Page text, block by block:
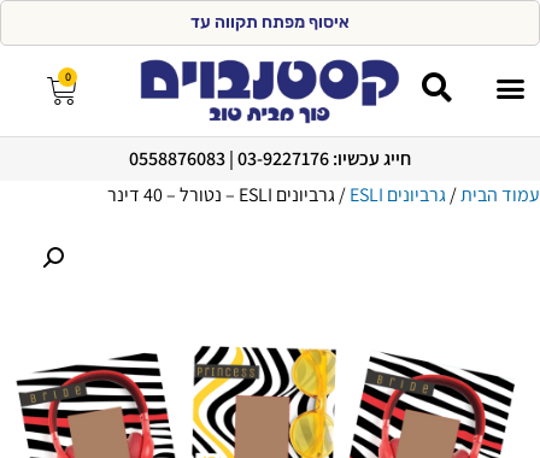
סוףמפתח תק ווהעד 00
0
חייג עכשיו: 03-9227176 | 0558876083
עמוד הבית/גרביונים ESLI / גרביונים ESLI – נטורל – 40 דינר